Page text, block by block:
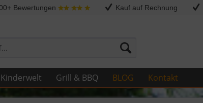
Bewertungen Kauf auf Rechnung
Kinderwelt Grill & BBQ BLOG Kontakt